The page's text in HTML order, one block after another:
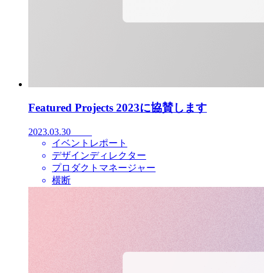
Featured Projects 2023に協賛します
2023.03.30
イベントレポート
デザインディレクター
プロダクトマネージャー
横断